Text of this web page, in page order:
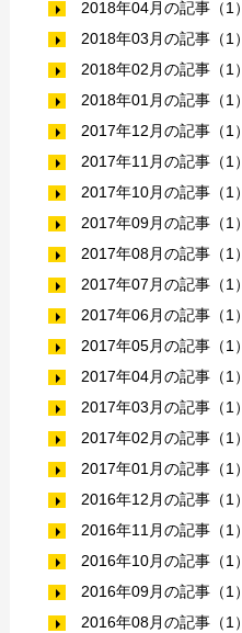
2018年04月の記事（1）
2018年03月の記事（1）
2018年02月の記事（1）
2018年01月の記事（1）
2017年12月の記事（1）
2017年11月の記事（1）
2017年10月の記事（1）
2017年09月の記事（1）
2017年08月の記事（1）
2017年07月の記事（1）
2017年06月の記事（1）
2017年05月の記事（1）
2017年04月の記事（1）
2017年03月の記事（1）
2017年02月の記事（1）
2017年01月の記事（1）
2016年12月の記事（1）
2016年11月の記事（1）
2016年10月の記事（1）
2016年09月の記事（1）
2016年08月の記事（1）